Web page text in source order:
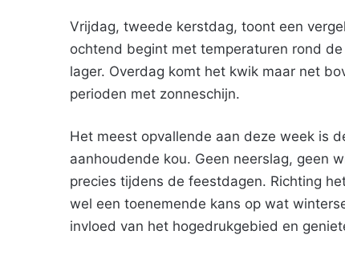
Vrijdag, tweede kerstdag, toont een
ochtend begint met temperaturen rond
lager. Overdag komt het kwik maar net
perioden met zonneschijn.
Het meest opvallende aan deze week is
aanhoudende kou. Geen neerslag, geen
precies tijdens de feestdagen. Richting
wel een toenemende kans op wat
invloed van het hogedrukgebied en